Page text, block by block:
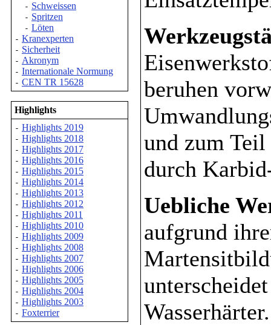
- Schweissen
- Spritzen
- Löten
- Kranexperten
- Sicherheit
- Akronym
- Internationale Normung
- CEN TR 15628
Highlights
- Highlights 2019
- Highlights 2018
- Highlights 2017
- Highlights 2016
- Highlights 2015
- Highlights 2014
- Highlights 2013
- Highlights 2012
- Highlights 2011
- Highlights 2010
- Highlights 2009
- Highlights 2008
- Highlights 2007
- Highlights 2006
- Highlights 2005
- Highlights 2004
- Highlights 2003
- Foxterrier
beruhen
und zum Teil
durch
Uebliche
aufgrund
Wasserhärter.